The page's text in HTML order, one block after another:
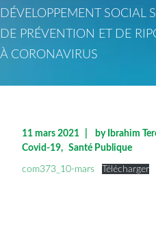
DÉVELOPPEMENT SOCIAL
DE PRÉVENTION ET DE
À CORONAVIRUS
11 mars 2021 by Ibrahim
Covid-19
Santé Publique
com373_10-mars Télécharger